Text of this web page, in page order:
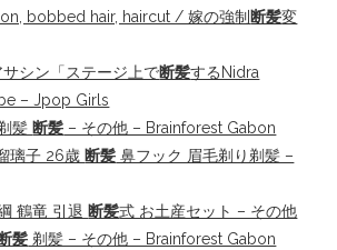
bobbed hair, haircut / 嫁の強制 断髪変
シン「ステージ上で断髪するNidra
– Jpop Girls
髪 断髪 – その他 – Brainforest Gabon
璃子 26歳 断髪 鼻フック 眉毛剃り剃髪 –
鶴竜 引退 断髪式 お土産セット – その他
断髪 剃髪 – その他 – Brainforest Gabon